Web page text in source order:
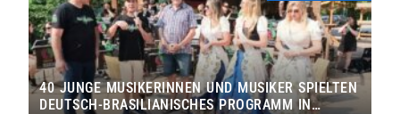
40 JUNGE MUSIKERINNEN UND MUSIKER SPIELTEN
DEUTSCH-BRASILIANISCHES PROGRAMM IN